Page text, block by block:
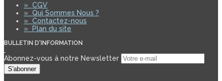
» CGV
» Qui Sommes Nous ?
» Contactez-nous
»
Plan du site
BULLETIN D'INFORMATION
Abonnez-vous à notre Newsletter
S'abonner